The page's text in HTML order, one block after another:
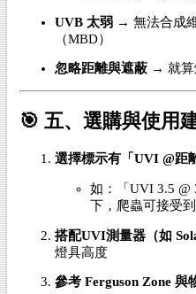
UVB 太弱 → 無法合成
（MBD）
忽略距離與遮蔽 → 就算
🎯 五、選購與使用
選擇標示有「UVI @距
如：「UVI 3.5 @
下，爬蟲可接受
搭配UVI測量器（如
燈具高度
參考 Ferguson Zone 與